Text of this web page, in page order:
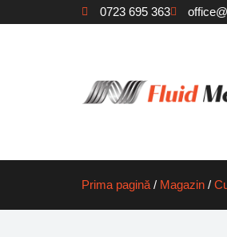
0723 695 363
Prima pagină / Magazin /